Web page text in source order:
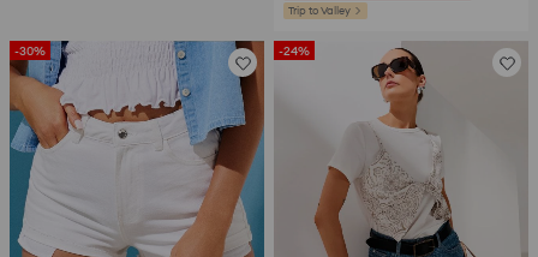
Trip to Valley
-30% -24%